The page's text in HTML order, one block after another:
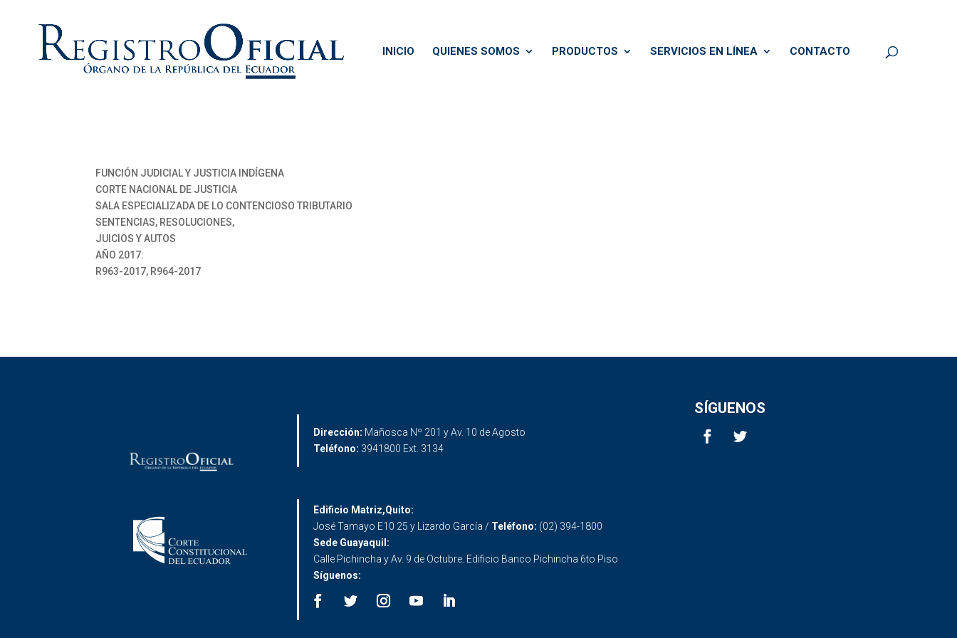
INICIO QUIENES SOMOS PRODUCTOS SERVICIOS EN LÍNEA CONTACTO
FUNCIÓN JUDICIAL Y JUSTICIA INDÍGENA
CORTE NACIONAL DE JUSTICIA
SALA ESPECIALIZADA DE LO CONTENCIOSO TRIBUTARIO
SENTENCIAS, RESOLUCIONES,
JUICIOS Y AUTOS
AÑO 2017:
R963-2017, R964-2017
Dirección: Mañosca Nº 201 y Av. 10 de Agosto
Teléfono: 3941800 Ext. 3134
SÍGUENOS
Edificio Matriz,Quito:
José Tamayo E10 25 y Lizardo García / Teléfono: (02) 394-1800
Sede Guayaquil:
Calle Pichincha y Av. 9 de Octubre. Edificio Banco Pichincha 6to Piso
Síguenos: